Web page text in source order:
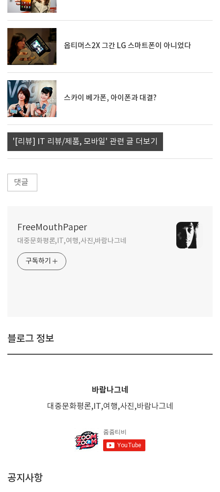
옵티머스2X 그간 LG 스마트폰이 아니었다
스카이 베가폰, 아이폰과 대결?
'[리뷰] IT 리뷰/제품, 모바일' 관련 글 더보기
댓글
FreeMouthPaper
대중문화평론,IT,여행,사진,바람나그네
구독하기
블로그 정보
바람나그네
대중문화평론,IT,여행,사진,바람나그네
공지사항